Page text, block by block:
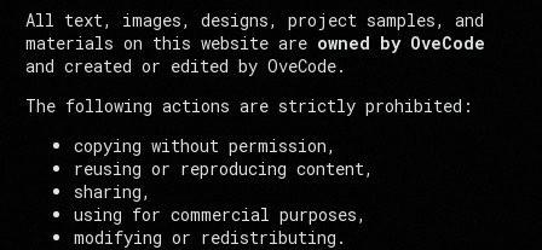
All text, images, designs, project samples, and
materials on this website are owned by OveCode
and created or edited by OveCode.
The following actions are strictly prohibited:
copying without permission,
reusing or reproducing content,
sharing,
using for commercial purposes,
modifying or redistributing.